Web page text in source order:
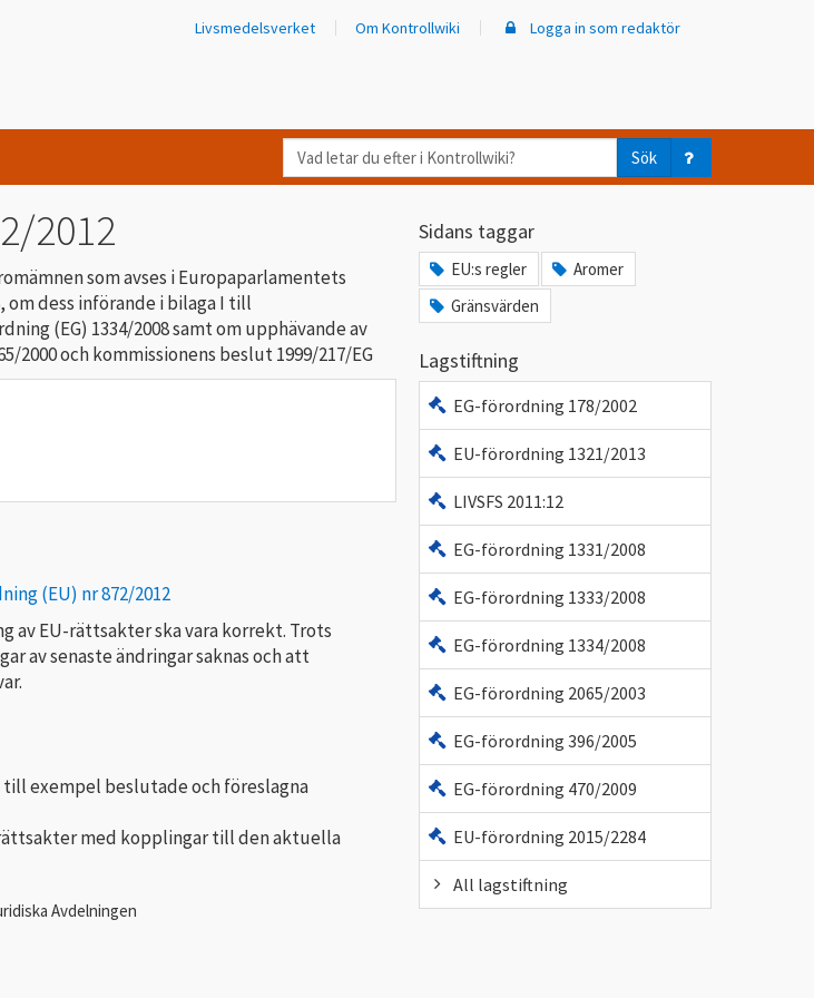
Livsmedelsverket Om Kontrollwiki Logga in som redaktör
Vad
letar
i
Sök
2012
som avses i Europaparlamentets
om dess införande i bilaga I till
(EG) 1334/2008 samt om upphävande av
2000 och kommissionens beslut 1999/217/EG
(EU) nr 872/2012
av EU-rättsakter ska vara korrekt. Trots
av senaste ändringar saknas och att
till exempel beslutade och föreslagna
med kopplingar till den aktuella
Avdelningen
Sidans taggar
EU:s regler
Aromer
Gränsvärden
Lagstiftning
EG-förordning 178/2002
EU-förordning 1321/2013
LIVSFS 2011:12
EG-förordning 1331/2008
EG-förordning 1333/2008
EG-förordning 1334/2008
EG-förordning 2065/2003
EG-förordning 396/2005
EG-förordning 470/2009
EU-förordning 2015/2284
All lagstiftning